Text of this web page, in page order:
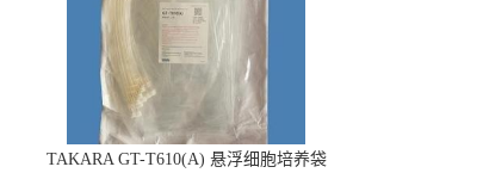
TAKARA GT-T610(A) 悬浮细胞培养袋